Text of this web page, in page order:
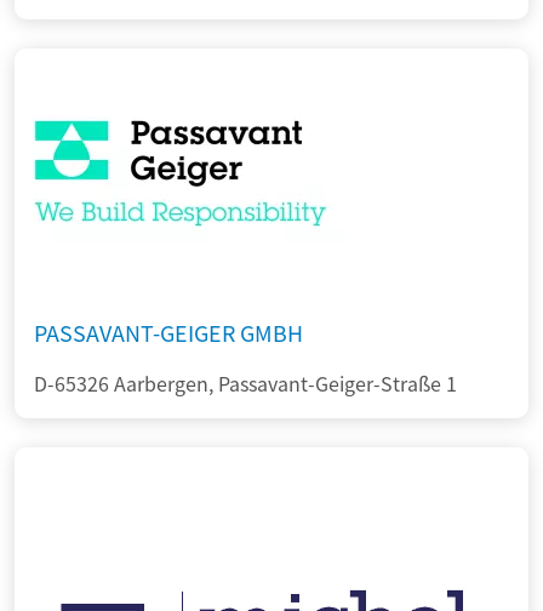
PASSAVANT-GEIGER GMBH
D-65326 Aarbergen, Passavant-Geiger-Straße 1